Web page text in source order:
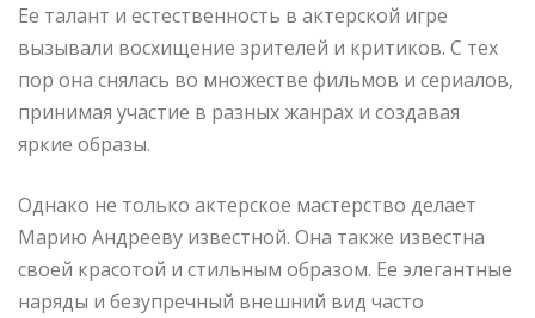
Ее талант и естественность в актерской игре
вызывали восхищение зрителей и критиков. С тех
пор она снялась во множестве фильмов и сериалов,
принимая участие в разных жанрах и создавая
яркие образы.
Однако не только актерское мастерство делает
Марию Андрееву известной. Она также известна
своей красотой и стильным образом. Ее элегантные
наряды и безупречный внешний вид часто